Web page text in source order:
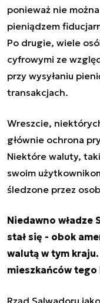
ponieważ nie
pieniądzem
Po drugie, wiele
cyfrowymi ze
przy wysyłaniu
transakcjach.
Wreszcie,
głównie ochrona
Niektóre waluty,
swoim
śledzone przez
Niedawno władze
stał się - obok
walutą w tym
mieszkańców tego
Rząd Salwadoru